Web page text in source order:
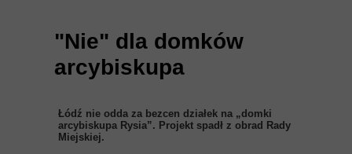
"Nie" dla domków
arcybiskupa
Łódź nie odda za bezcen działek na „domki
arcybiskupa Rysia”. Projekt spadł z obrad Rady
Miejskiej.